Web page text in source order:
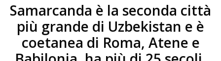
Samarcanda è la seconda città
più grande di Uzbekistan e è
coetanea di Roma, Atene e